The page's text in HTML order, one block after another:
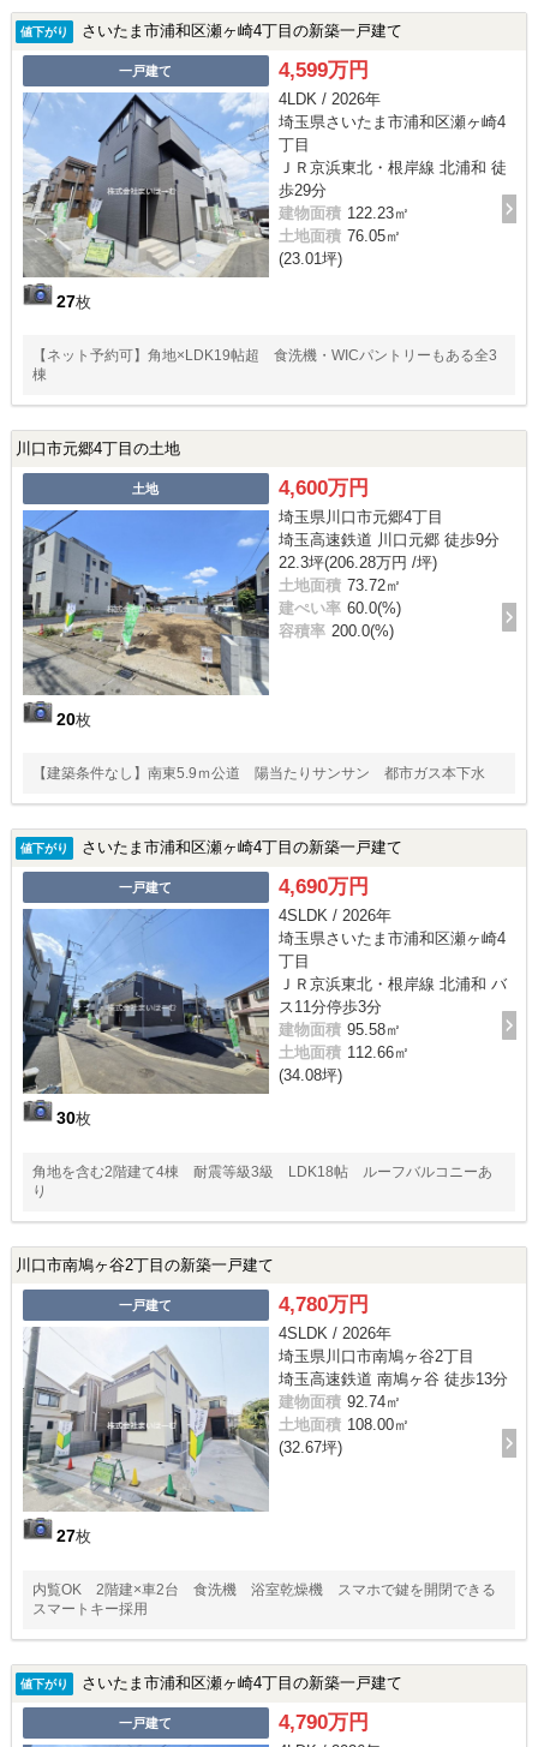
値下がり さいたま市浦和区瀬ヶ崎4丁目の新築一戸建て
一戸建て
27枚
4,599万円
4LDK / 2026年
埼玉県さいたま市浦和区瀬ヶ崎4
丁目
ＪＲ京浜東北・根岸線 北浦和 徒
歩29分
建物面積 122.23㎡
土地面積 76.05㎡
(23.01坪)
【ネット予約可】角地×LDK19帖超 食洗機・WICパントリーもある全3
棟
川口市元郷4丁目の土地
土地
20枚
4,600万円
埼玉県川口市元郷4丁目
埼玉高速鉄道 川口元郷 徒歩9分
22.3坪(206.28万円 /坪)
土地面積 73.72㎡
建ぺい率 60.0(%)
容積率 200.0(%)
【建築条件なし】南東5.9ｍ公道 陽当たりサンサン 都市ガス本下水
値下がり さいたま市浦和区瀬ヶ崎4丁目の新築一戸建て
一戸建て
30枚
4,690万円
4SLDK / 2026年
埼玉県さいたま市浦和区瀬ヶ崎4
丁目
ＪＲ京浜東北・根岸線 北浦和 バ
ス11分停歩3分
建物面積 95.58㎡
土地面積 112.66㎡
(34.08坪)
角地を含む2階建て4棟 耐震等級3級 LDK18帖 ルーフバルコニーあ
り
川口市南鳩ヶ谷2丁目の新築一戸建て
一戸建て
27枚
4,780万円
4SLDK / 2026年
埼玉県川口市南鳩ヶ谷2丁目
埼玉高速鉄道 南鳩ヶ谷 徒歩13分
建物面積 92.74㎡
土地面積 108.00㎡
(32.67坪)
内覧OK 2階建×車2台 食洗機 浴室乾燥機 スマホで鍵を開閉できる
スマートキー採用
値下がり さいたま市浦和区瀬ヶ崎4丁目の新築一戸建て
一戸建て 4,790万円